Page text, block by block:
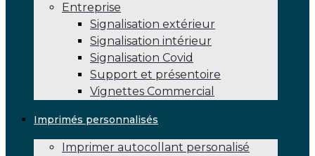
Entreprise
Signalisation extérieur
Signalisation intérieur
Signalisation Covid
Support et présentoire
Vignettes Commercial
Imprimés personnalisés
Imprimer autocollant personalisé